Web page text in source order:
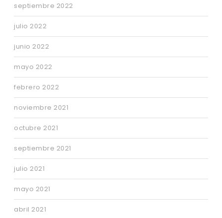
septiembre 2022
julio 2022
junio 2022
mayo 2022
febrero 2022
noviembre 2021
octubre 2021
septiembre 2021
julio 2021
mayo 2021
abril 2021